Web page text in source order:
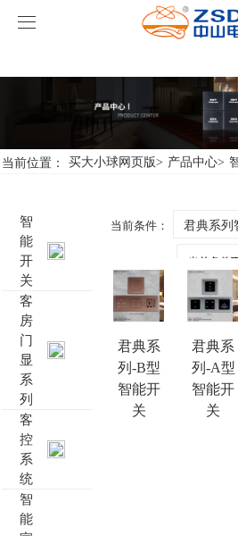
买大小球网页版
产品中心
智能开关
轻典系列智能开关
怡典系列智能开关
智典系列智能开关
标准带房号门显
非标定制门显
客控系统方案1
客控系统方案2
客控系统方案3
智能家居系列
电动窗帘
无线开关插座
壁龛式插卡取电
买大小球网页版
关于我们
买大小球网页版-买大小球（中国）
当前位置： 买大小球网页版> 产品中心>
智
能
开
关
客
房
门
显
系
列
客
控
系
统
智
能
当前条件： 君典系列
君典系
列-B型
智能开
关
君典系
列-A型
智能开
关